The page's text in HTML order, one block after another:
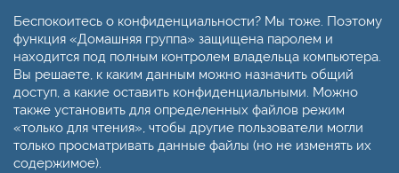
Беспокоитесь о конфиденциальности? Мы тоже. Поэтому
функция «Домашняя группа» защищена паролем и
находится под полным контролем владельца компьютера.
Вы решаете, к каким данным можно назначить общий
доступ, а какие оставить конфиденциальными. Можно
также установить для определенных файлов режим
«только для чтения», чтобы другие пользователи могли
только просматривать данные файлы (но не изменять их
содержимое).